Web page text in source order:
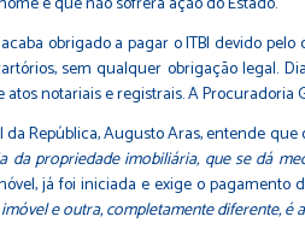
obrigado a pagar o ITBI devido
sem qualquer obrigação legal.
notariais e registrais. A
República, Augusto Aras, entende
da propriedade imobiliária, que se dá
já foi iniciada e exige o pagamento
e outra, completamente diferente,